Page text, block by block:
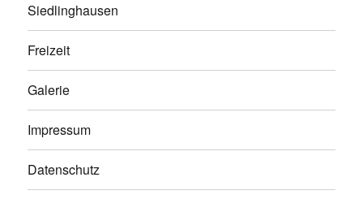
Siedlinghausen
Freizeit
Galerie
Impressum
Datenschutz